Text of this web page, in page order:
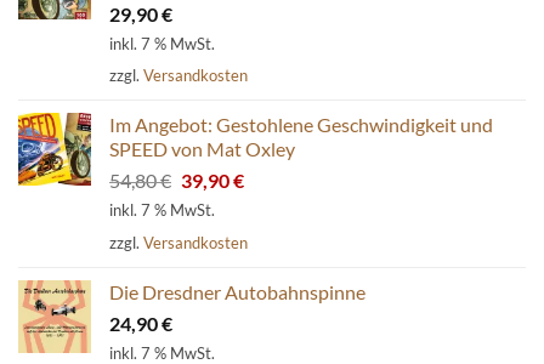
29,90€
inkl. 7 % MwSt.
zzgl. Versandkosten
Im Angebot: Gestohlene Geschwindigkeit und
SPEED von Mat Oxley
54,80€ Ursprünglicher
Preis
54,80 €
39,90€Aktueller
39,90 €.
inkl. 7 % MwSt.
zzgl. Versandkosten
Die Dresdner Autobahnspinne
24,90€
inkl. 7 % MwSt.